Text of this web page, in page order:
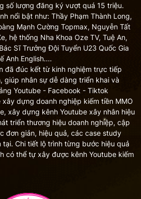
số lượng đăng ký vượt quá 15 triệu.
nổi bật như: Thầy Phạm Thành Long,
Mạnh Cường Topmax, Nguyễn Tất
hệ thống Nha Khoa Oze TV, Tuệ An,
Sĩ Trưởng Đội Tuyển U23 Quốc Gia
Anh English....
đã đúc kết từ kinh nghiệm trực tiếp
giúp nhân sự dễ dàng triển khai và
Youtube - Facebook - Tiktok
xây dựng doanh nghiệp kiếm tiền MMO
xây dựng kênh Youtube xây nhân hiệu
triển thương hiệu doanh nghiệp, cập
đơn giản, hiệu quả, các case study
Chi tiết lộ trình từng bước hiệu quả
có thể tự xây được kênh Youtube kiếm